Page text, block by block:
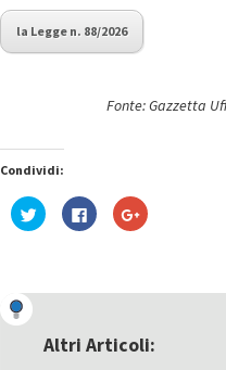
la Legge n. 88/2026
Fonte: Gazzetta
Condividi:
Fai
clic
una
nuova
Fai
clic
nuova
finestra)
Fai
clic
una
nuova
Altri Articoli: